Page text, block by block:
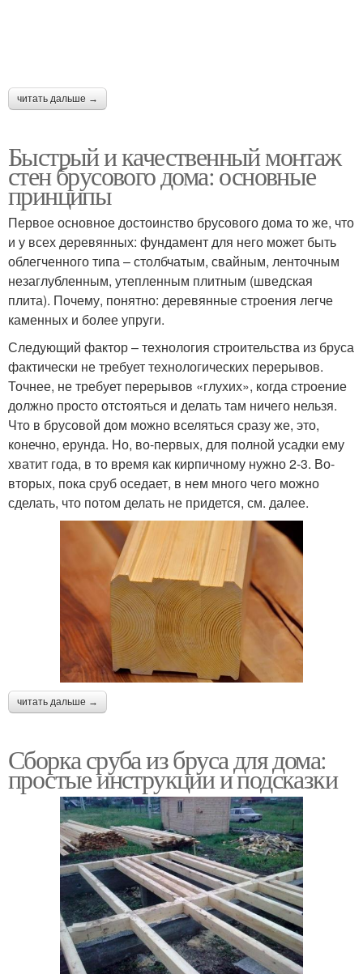
читать дальше →
Быстрый и качественный монтаж
стен брусового дома: основные
принципы
Первое основное достоинство брусового дома то же, что
и у всех деревянных: фундамент для него может быть
облегченного типа – столбчатым, свайным, ленточным
незаглубленным, утепленным плитным (шведская
плита). Почему, понятно: деревянные строения легче
каменных и более упруги.
Следующий фактор – технология строительства из бруса
фактически не требует технологических перерывов.
Точнее, не требует перерывов «глухих», когда строение
должно просто отстояться и делать там ничего нельзя.
Что в брусовой дом можно вселяться сразу же, это,
конечно, ерунда. Но, во-первых, для полной усадки ему
хватит года, в то время как кирпичному нужно 2-3. Во-
вторых, пока сруб оседает, в нем много чего можно
сделать, что потом делать не придется, см. далее.
читать дальше →
Сборка сруба из бруса для дома:
простые инструкции и подсказки